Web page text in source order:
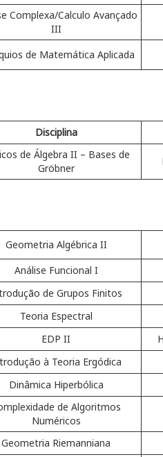
Complexa/Calculo Avançado
III
de Matemática Aplicada
Disciplina
de Álgebra II – Bases de
Gröbner
Geometria Algébrica II
Análise Funcional I
de Grupos Finitos
Teoria Espectral
EDP II
à Teoria Ergódica
Dinâmica Hiperbólica
de Algoritmos
Numéricos
Geometria Riemanniana